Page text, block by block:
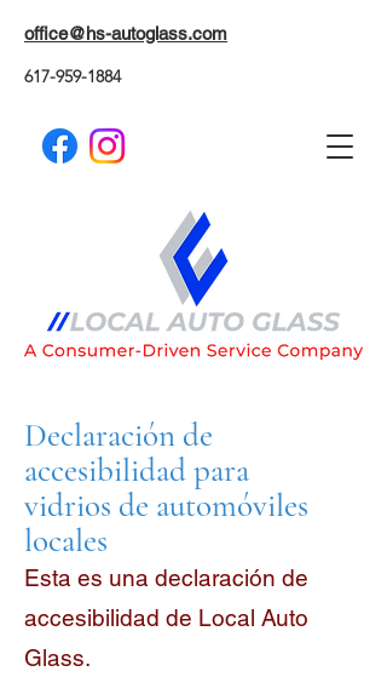
office@hs-autoglass.com
617-959-1884
Declaración de
accesibilidad para
vidrios de automóviles
locales
Esta es una declaración de
accesibilidad de Local Auto
Glass.